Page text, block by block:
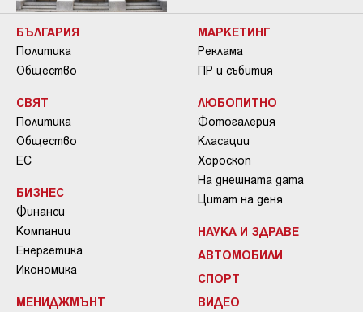
БЪЛГАРИЯ
Политика
Общество
СВЯТ
Политика
Общество
ЕС
БИЗНЕС
Финанси
Компании
Енергетика
Икономика
МЕНИДЖМЪНТ
МАРКЕТИНГ
Реклама
ПР и събития
ЛЮБОПИТНО
Фотогалерия
Класации
Хороскоп
На днешната дата
Цитат на деня
НАУКА И ЗДРАВЕ
АВТОМОБИЛИ
СПОРТ
ВИДЕО